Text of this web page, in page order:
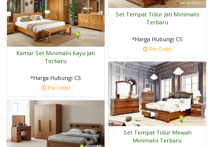
Set Tempat Tidur Jati Minimalis
Terbaru
*Harga Hubungi CS
Pre Order
Kamar Set Minimalis Kayu Jati
Terbaru
*Harga Hubungi CS
Pre Order
Set Tempat Tidur Mewah
Minimalis Terbaru